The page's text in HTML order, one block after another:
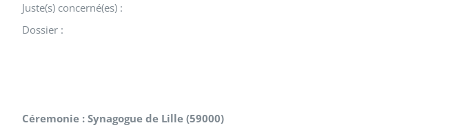
Juste(s) concerné(es) :
Dossier :
Céremonie : Synagogue de Lille (59000)